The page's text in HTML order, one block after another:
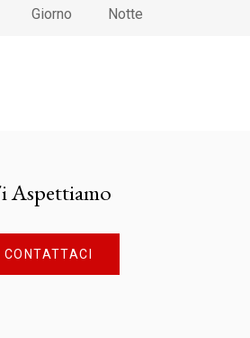
Giorno Notte
Aspettiamo
CONTATTACI